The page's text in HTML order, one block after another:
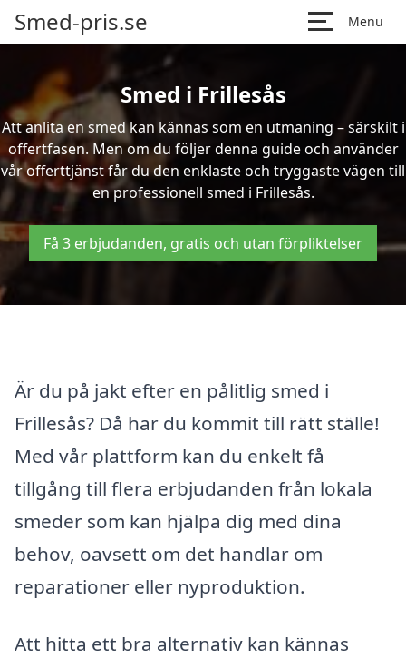
Smed-pris.se Menu
Smed i Frillesås
Att anlita en smed kan kännas som en utmaning – särskilt i
offertfasen. Men om du följer denna guide och använder
vår offerttjänst får du den enklaste och tryggaste vägen till
en professionell smed i Frillesås.
Få 3 erbjudanden, gratis och utan förpliktelser
Är du på jakt efter en pålitlig smed i
Frillesås? Då har du kommit till rätt ställe!
Med vår plattform kan du enkelt få
tillgång till flera erbjudanden från lokala
smeder som kan hjälpa dig med dina
behov, oavsett om det handlar om
reparationer eller nyproduktion.
Att hitta ett bra alternativ kan kännas